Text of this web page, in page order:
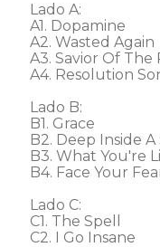
Lado A:
A1. Dopamine
A2. Wasted Again
A3. Savior Of The
A4. Resolution
Lado B:
B1. Grace
B2. Deep Inside A
B3. What You're
B4. Face Your
Lado C:
C1. The Spell
C2. I Go Insane